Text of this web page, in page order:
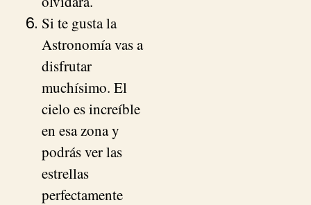
Si te gusta la
Astronomía vas a
disfrutar
muchísimo. El
cielo es increíble
en esa zona y
podrás ver las
estrellas
perfectamente